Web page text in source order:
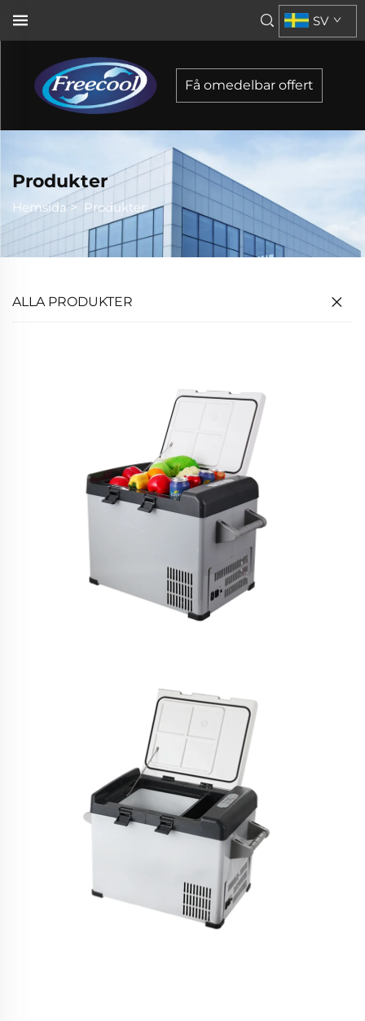
SV
Få omedelbar offert
Produkter
Hemsida > Produkter
ALLA PRODUKTER